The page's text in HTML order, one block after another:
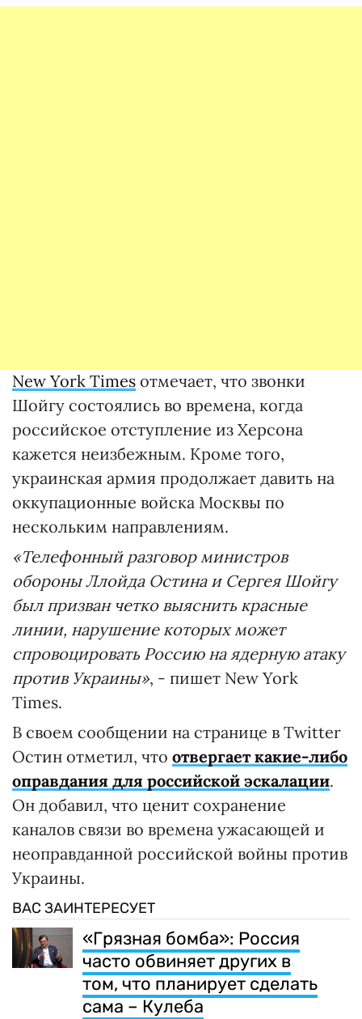
New York Times отмечает, что звонки
Шойгу состоялись во времена, когда
российское отступление из Херсона
кажется неизбежным. Кроме того,
украинская армия продолжает давить на
оккупационные войска Москвы по
нескольким направлениям.
«Телефонный разговор министров
обороны Ллойда Остина и Сергея Шойгу
был призван четко выяснить красные
линии, нарушение которых может
спровоцировать Россию на ядерную атаку
против Украины», - пишет New York
Times.
В своем сообщении на странице в Twitter
Остин отметил, что отвергает какие-либо
оправдания для российской эскалации.
Он добавил, что ценит сохранение
каналов связи во времена ужасающей и
неоправданной российской войны против
Украины.
ВАС ЗАИНТЕРЕСУЕТ
«Грязная бомба»: Россия
часто обвиняет других в
том, что планирует сделать
сама – Кулеба